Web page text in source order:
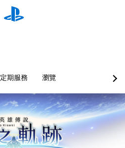
定期服務 瀏覽